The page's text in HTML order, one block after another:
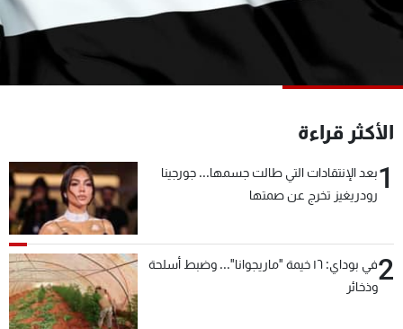
الأكثر قراءة
1بعد الإنتقادات التي طالت جسمها... جورجينا
رودريغيز تخرج عن صمتها
2
في بوداي: ١٦ خيمة "ماريجوانا"... وضبط أسلحة
وذخائر
جدول البرامج
عن MTV
الإنـتـاج
شروط الإسـتخدام
سياسة الخصوصية